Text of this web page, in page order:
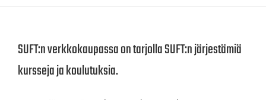
SUFT:n verkkokaupassa on tarjolla SUFT:n järjestämiä
kursseja ja koulutuksia.